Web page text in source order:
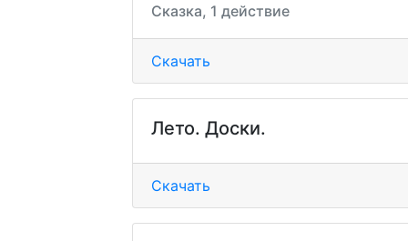
Сказка, 1 действие
Скачать
Лето. Доски.
Скачать